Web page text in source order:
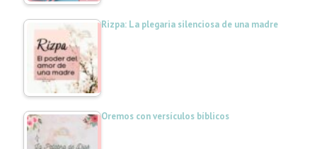
Rizpa: La plegaria silenciosa de una madre
Oremos con versículos bíblicos